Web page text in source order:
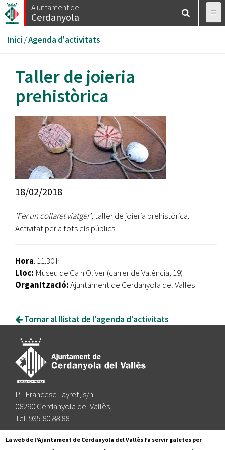
Vés
al
Ajuntament de
Cerdanyola
Esteu
aquí
Inici /Agenda d'activitats
Taller de joieria
prehistòrica
18/02/2018
'Fer un collaret viatger', taller de joieria prehistòrica.
Activitat per a tots els públics.
Hora: 11.30 h
Lloc: Museu de Ca n'Oliver (carrer de València, 19)
Organització:Ajuntament de Cerdanyola del Vallès
Tornar al llistat de l'agenda d'activitats
Pl. Francesc Layret, s/n
08290 Cerdanyola del Vallès,
Tel. 935 80 88 88
Segueix-nos a:
La web de l'Ajuntament de Cerdanyola del Vallès fa servir galetes per